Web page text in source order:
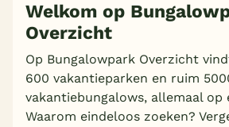
Welkom op
Overzicht
Op Bungalowpark Overzicht
600 vakantieparken en ruim
vakantiebungalows, allemaal op
Waarom eindeloos zoeken?